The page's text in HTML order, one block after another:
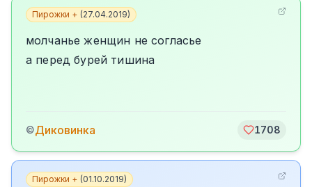
Пирожки + (27.04.2019)
молчанье женщин не согласье
а перед бурей тишина
©Диковинка 1708
Пирожки + (01.10.2019)